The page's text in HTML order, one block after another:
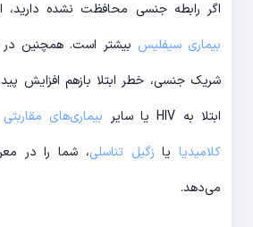
اگر رابطه جنسی محافظت نشده دارید،
بیماری سیفلیس بیشتر است. همچنین
شریک جنسی، خطر ابتلا بازهم افزایش
ابتلا به HIV یا سایر
بیماری‌های مقاربتی
کلامیدیایا زگیل تناسلی، شما را در
می‌دهد.